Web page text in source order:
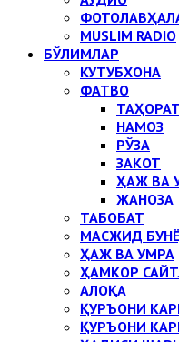
MUSLIM RADIO
БЎЛИМЛАР
КУТУБХОНА
ФАТВО
ТАҲОРАТ
НАМОЗ
РЎЗА
ЗАКОТ
ҲАЖ ВА
ЖАНОЗА
ТАБОБАТ
МАСЖИД
ҲАЖ ВА УМРА
ҲАМКОР
АЛОҚА
ҚУРЪОНИ
ҚУРЪОНИ